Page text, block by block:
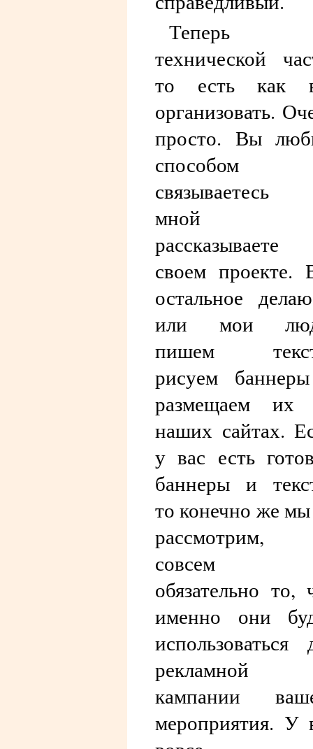
Теперь
технической
то есть как
организовать.
просто. Вы
способом
связываетесь
мной
своем проекте.
остальное
или мои
пишем
рисуем
размещаем их
наших сайтах.
у вас есть
баннеры и
то конечно же
рассмотрим,
совсем
обязательно то,
именно они
использоваться
рекламной
кампании
мероприятия. У